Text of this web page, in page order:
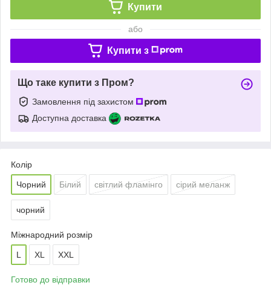
Купити
або
Купити з
Що таке купити з Пром?
Замовлення під захистом
Доступна доставка
Колір
Чорний Білий світлий фламінго сірий меланж
чорний
Міжнародний розмір
L XL XXL
Готово до відправки